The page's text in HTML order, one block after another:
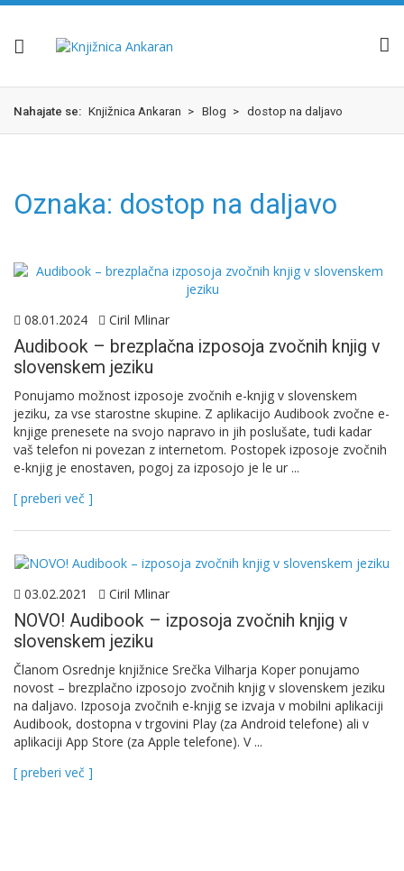
Skok
glavno
izjava
dostopnosti
Nahajate se: Knjižnica Ankaran > Blog > dostop na daljavo
Oznaka: dostop na daljavo
08.01.2024 Ciril Mlinar
Audibook – brezplačna izposoja zvočnih knjig v
slovenskem jeziku
Ponujamo možnost izposoje zvočnih e-knjig v slovenskem
jeziku, za vse starostne skupine. Z aplikacijo Audibook zvočne e-
knjige prenesete na svojo napravo in jih poslušate, tudi kadar
vaš telefon ni povezan z internetom. Postopek izposoje zvočnih
e-knjig je enostaven, pogoj za izposojo je le ur ...
[ preberi več ]
03.02.2021 Ciril Mlinar
NOVO! Audibook – izposoja zvočnih knjig v
slovenskem jeziku
Članom Osrednje knjižnice Srečka Vilharja Koper ponujamo
novost – brezplačno izposojo zvočnih knjig v slovenskem jeziku
na daljavo. Izposoja zvočnih e-knjig se izvaja v mobilni aplikaciji
Audibook, dostopna v trgovini Play (za Android telefone) ali v
aplikaciji App Store (za Apple telefone). V ...
[ preberi več ]